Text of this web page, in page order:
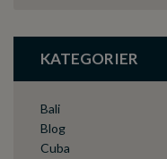
KATEGORIER
Bali
Blog
Cuba